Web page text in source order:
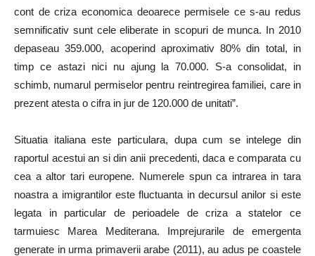
cont de criza economica deoarece permisele ce s-au redus
semnificativ sunt cele eliberate in scopuri de munca. In 2010
depaseau 359.000, acoperind aproximativ 80% din total, in
timp ce astazi nici nu ajung la 70.000. S-a consolidat, in
schimb, numarul permiselor pentru reintregirea familiei, care in
prezent atesta o cifra in jur de 120.000 de unitati”.
Situatia italiana este particulara, dupa cum se intelege din
raportul acestui an si din anii precedenti, daca e comparata cu
cea a altor tari europene. Numerele spun ca intrarea in tara
noastra a imigrantilor este fluctuanta in decursul anilor si este
legata in particular de perioadele de criza a statelor ce
tarmuiesc Marea Mediterana. Imprejurarile de emergenta
generate in urma primaverii arabe (2011), au adus pe coastele